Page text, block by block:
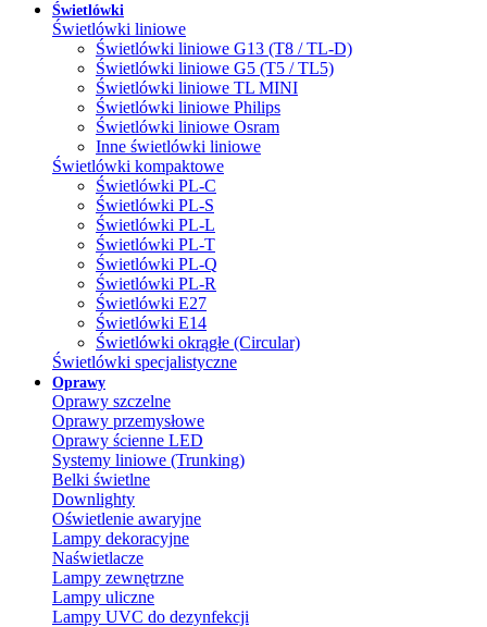
Świetlówki
Świetlówki liniowe
Świetlówki liniowe G13 (T8 / TL-D)
Świetlówki liniowe G5 (T5 / TL5)
Świetlówki liniowe TL MINI
Świetlówki liniowe Philips
Świetlówki liniowe Osram
Inne świetlówki liniowe
Świetlówki kompaktowe
Świetlówki PL-C
Świetlówki PL-S
Świetlówki PL-L
Świetlówki PL-T
Świetlówki PL-Q
Świetlówki PL-R
Świetlówki E27
Świetlówki E14
Świetlówki okrągłe (Circular)
Świetlówki specjalistyczne
Oprawy
Oprawy szczelne
Oprawy przemysłowe
Oprawy ścienne LED
Systemy liniowe (Trunking)
Belki świetlne
Downlighty
Oświetlenie awaryjne
Lampy dekoracyjne
Naświetlacze
Lampy zewnętrzne
Lampy uliczne
Lampy UVC do dezynfekcji